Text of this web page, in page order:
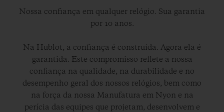
Nossa confiança em qualquer relógio. Sua garantia
por 10 anos.
Na Hublot, a confiança é construída. Agora ela é
garantida. Este compromisso reflete a nossa
confiança na qualidade, na durabilidade e no
desempenho geral dos nossos relógios, bem como
na força da nossa Manufatura em Nyon e na
perícia das equipes que projetam, desenvolvem e